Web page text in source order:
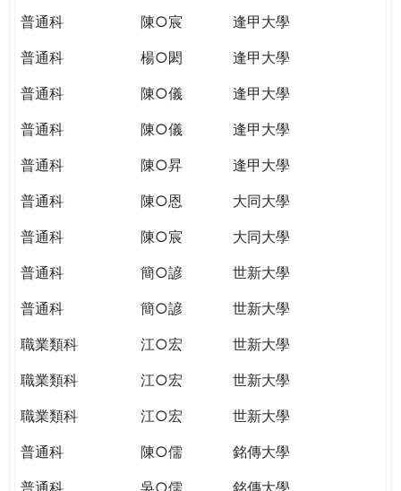
普通科 陳○宸
逢甲大學
普通科
楊○閎
逢甲大學
普通科
陳○儀
逢甲大學
普通科
陳○儀
逢甲大學
普通科
陳○昇
逢甲大學
普通科
陳○恩
大同大學
普通科
陳○宸
大同大學
普通科
簡○諺
世新大學
普通科
簡○諺
世新大學
職業類科
江○宏
世新大學
職業類科
江○宏
世新大學
職業類科
江○宏
世新大學
普通科
陳○儒
銘傳大學
普通科
吳○儒
銘傳大學